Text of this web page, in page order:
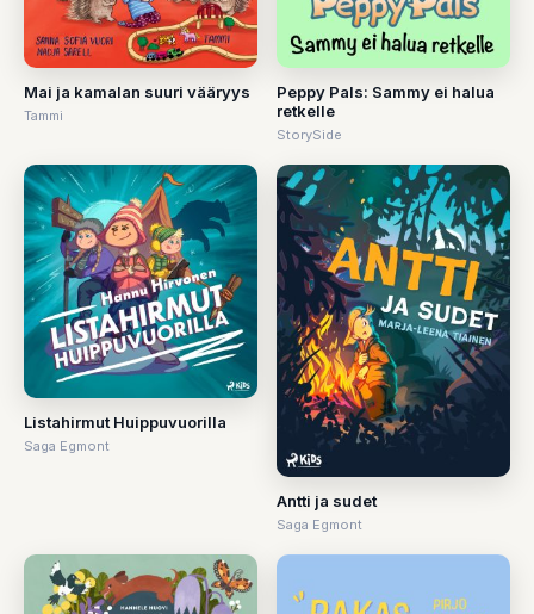
Mai ja kamalan suuri vääryys
Tammi
Peppy Pals: Sammy ei halua
retkelle
StorySide
Listahirmut Huippuvuorilla
Saga Egmont
Antti ja sudet
Saga Egmont